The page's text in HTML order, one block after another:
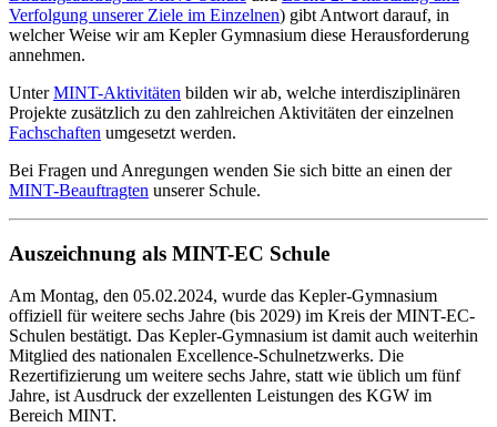
Verfolgung unserer Ziele im Einzelnen) gibt Antwort darauf, in
welcher Weise wir am Kepler Gymnasium diese Herausforderung
annehmen.
UnterMINT-Aktivitäten bilden wir ab, welche interdisziplinären
Projekte zusätzlich zu den zahlreichen Aktivitäten der einzelnen
Fachschaften umgesetzt werden.
Bei Fragen und Anregungen wenden Sie sich bitte an einen der
MINT-Beauftragten unserer Schule.
Auszeichnung als MINT-EC Schule
Am Montag, den 05.02.2024, wurde das Kepler-Gymnasium
offiziell für weitere sechs Jahre (bis 2029) im Kreis der MINT-EC-
Schulen bestätigt. Das Kepler-Gymnasium ist damit auch weiterhin
Mitglied des nationalen Excellence-Schulnetzwerks. Die
Rezertifizierung um weitere sechs Jahre, statt wie üblich um fünf
Jahre, ist Ausdruck der exzellenten Leistungen des KGW im
Bereich MINT.